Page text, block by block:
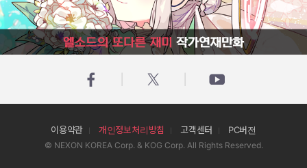
이용약관 개인정보처리방침 고객센터 PC버전
© NEXON KOREA Corp. & KOG Corp. All Rights Reserved.